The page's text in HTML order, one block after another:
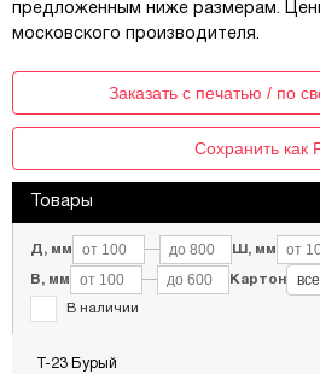
предложенным ниже размерам.
московского производителя.
Заказать с печатью / по
Сохранить как
Товары
Д, мм — Ш, мм
В, мм — Картон все
В наличии
Т-23 Бурый